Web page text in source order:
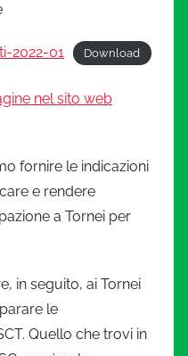
2022-01 Download
nel sito web
fornire le indicazioni
e rendere
a Tornei per
in seguito, ai Tornei
le
Quello che trovi in